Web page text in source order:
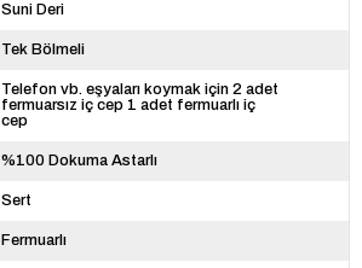
Suni Deri
Tek Bölmeli
Telefon vb. eşyaları koymak için 2 adet
fermuarsız iç cep 1 adet fermuarlı iç
cep
%100 Dokuma Astarlı
Sert
Fermuarlı